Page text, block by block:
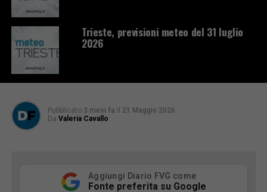
Trieste, previsioni meteo del 31 luglio
2026
Pubblicato 3 mesi fa il 21 Maggio 2026
Da Valeria Cavallo
Aggiungi Diario FVG come
Fonte preferita su Google